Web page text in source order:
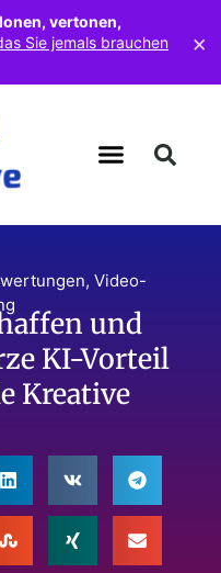
, Video-
und
KI-Vorteil
Kreative
vertonen,
Sie jemals brauchen
×